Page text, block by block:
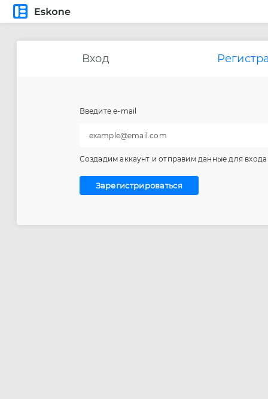
Вход
Введите e-mail
Создадим аккаунт и отправим данные для входа
Зарегистрироваться